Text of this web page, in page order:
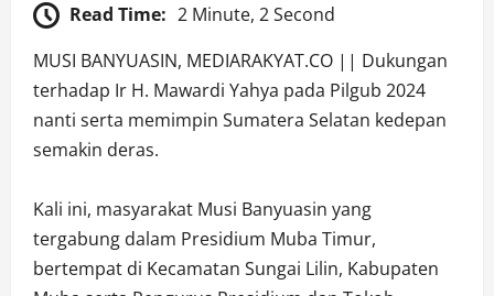
Read Time: 2 Minute, 2 Second
MUSI BANYUASIN, MEDIARAKYAT.CO || Dukungan
terhadap Ir H. Mawardi Yahya pada Pilgub 2024
nanti serta memimpin Sumatera Selatan kedepan
semakin deras.
Kali ini, masyarakat Musi Banyuasin yang
tergabung dalam Presidium Muba Timur,
bertempat di Kecamatan Sungai Lilin, Kabupaten